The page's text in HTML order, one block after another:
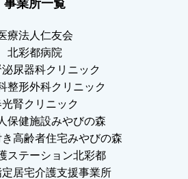
事業所一覧
療法人仁友会
北彩都病院
尿器科クリニック
整形外科クリニック
腎クリニック
保健施設みやびの森
高齢者住宅みやびの森
ステーション北彩都
居宅介護支援事業所